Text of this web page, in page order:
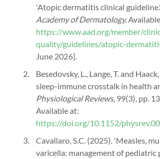
'Atopic dermatitis clinical guideline.'
Academy of Dermatology.
https://www.aad.org/member/
quality/guidelines/atopic-
June 2026].
Besedovsky, L., Lange, T. and
sleep-immune crosstalk in health
Physiological Reviews, 99(3), pp.
Available at:
https://doi.org/10.1152/
Cavallaro, S.C. (2025). 'Measles,
varicella: management of pediatric